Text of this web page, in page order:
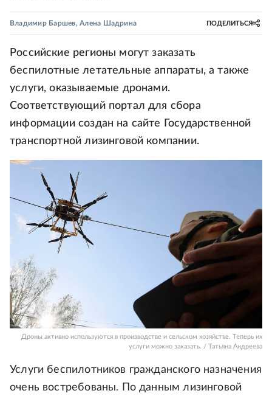
Владимир Баршев,Алена Шадрина ПОДЕЛИТЬСЯ
Российские регионы могут заказать
беспилотные летательные аппараты, а также
услуги, оказываемые дронами.
Соответствующий портал для сбора
информации создан на сайте Государственной
транспортной лизинговой компании.
Дроны активно используются в производстве и сельском хозяйстве. Теперь их
услуги можно заказать. / Татьяна Андреева
Услуги беспилотников гражданского назначения
очень востребованы. По данным лизинговой